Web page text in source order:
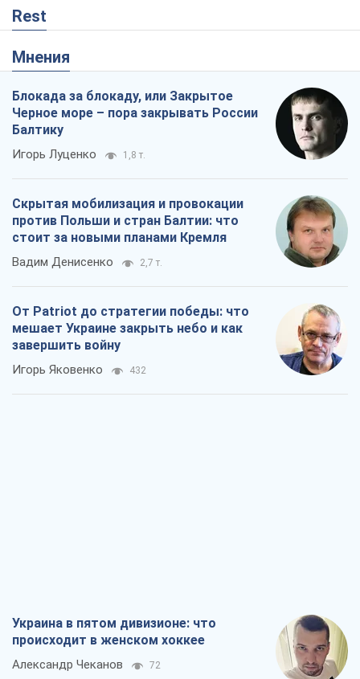
Rest
Мнения
Блокада за блокаду, или Закрытое
Черное море – пора закрывать России
Балтику
Игорь Луценко 1,8 т.
Скрытая мобилизация и провокации
против Польши и стран Балтии: что
стоит за новыми планами Кремля
Вадим Денисенко 2,7 т.
От Patriot до стратегии победы: что
мешает Украине закрыть небо и как
завершить войну
Игорь Яковенко 432
Украина в пятом дивизионе: что
происходит в женском хоккее
Александр Чеканов 72